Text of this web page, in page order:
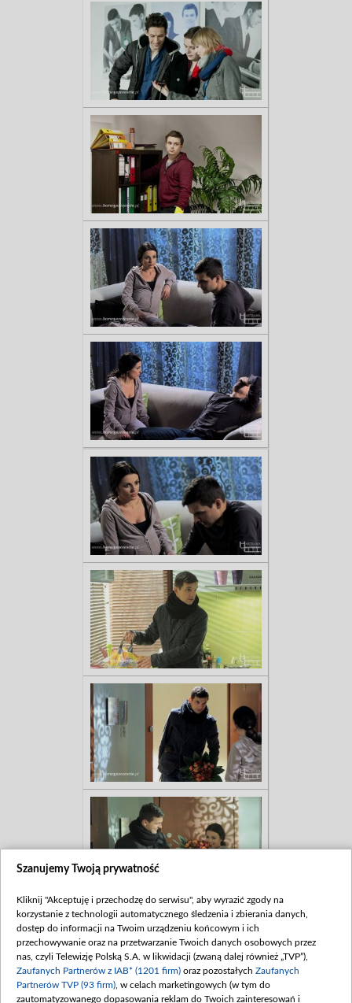
Szanujemy Twoją prywatność
Kliknij "Akceptuję i przechodzę do serwisu", aby wyrazić zgody na
korzystanie z technologii automatycznego śledzenia i zbierania danych,
dostęp do informacji na Twoim urządzeniu końcowym i ich
przechowywanie oraz na przetwarzanie Twoich danych osobowych przez
nas, czyli Telewizję Polską S.A. w likwidacji (zwaną dalej również „TVP”),
Zaufanych Partnerów z IAB* (1201 firm) oraz pozostałych Zaufanych
Partnerów TVP (93 firm) , w celach marketingowych (w tym do
zautomatyzowanego dopasowania reklam do Twoich zainteresowań i